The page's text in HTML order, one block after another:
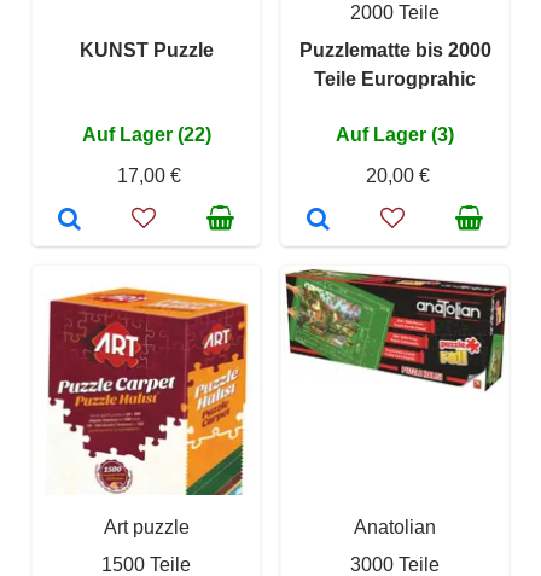
KUNST Puzzle
Auf Lager (22)
17,00 €
2000 Teile
Puzzlematte bis 2000
Teile Eurogprahic
Auf Lager (3)
20,00 €
Art puzzle
1500 Teile
Anatolian
3000 Teile